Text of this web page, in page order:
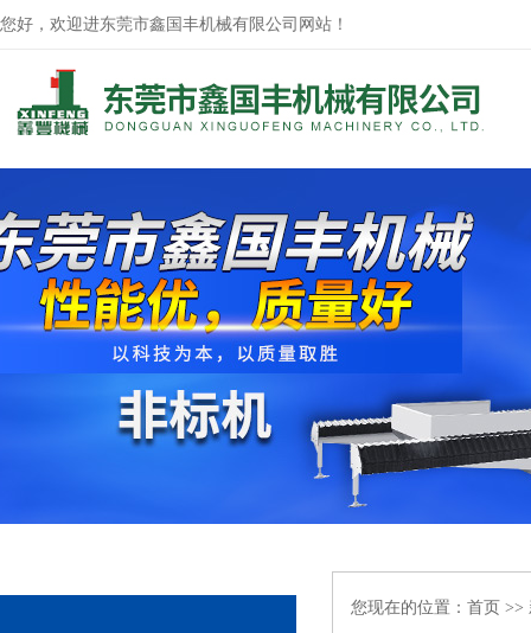
您好，欢迎进东莞市鑫国丰机械有限公司网站！
您现在的位置： 首页 >>